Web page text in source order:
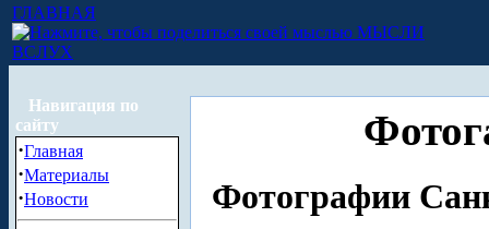
ГЛАВНАЯ
МЫСЛИ
ВСЛУХ
Навигация по
сайту
·Главная
·Материалы
·Новости Фотографии